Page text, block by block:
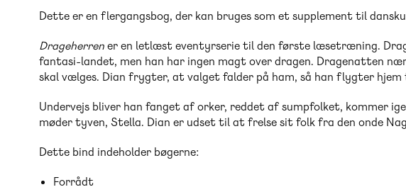
Dette er en flergangsbog, der kan bruges som et supplement til
Drageherrener en letlæst eventyrserie til den første læsetræning.
fantasi-landet, men han har ingen magt over dragen. Dragenatten
skal vælges. Dian frygter, at valget falder på ham, så han flygter hjem
Undervejs bliver han fanget af orker, reddet af sumpfolket, kommer
møder tyven, Stella. Dian er udset til at frelse sit folk fra den onde
Dette bind indeholder bøgerne:
Forrådt